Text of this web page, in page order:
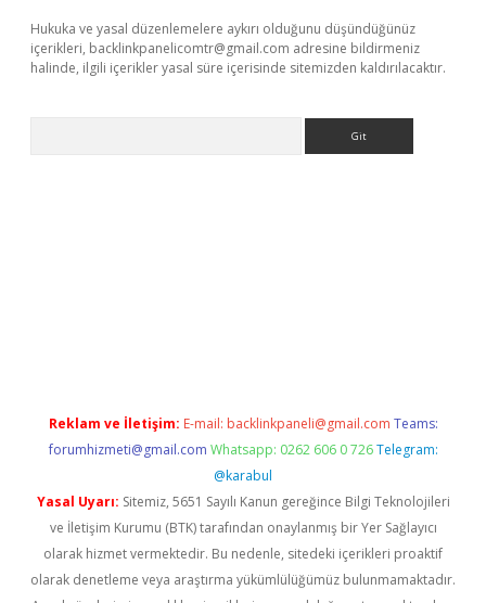
Hukuka ve yasal düzenlemelere aykırı olduğunu düşündüğünüz
içerikleri, backlinkpanelicomtr@gmail.com adresine bildirmeniz
halinde, ilgili içerikler yasal süre içerisinde sitemizden kaldırılacaktır.
Reklam ve İletişim: E-mail: backlinkpaneli@gmail.com Teams:
forumhizmeti@gmail.com Whatsapp: 0262 606 0 726 Telegram:
@karabul
Yasal Uyarı: Sitemiz, 5651 Sayılı Kanun gereğince Bilgi Teknolojileri
ve İletişim Kurumu (BTK) tarafından onaylanmış bir Yer Sağlayıcı
olarak hizmet vermektedir. Bu nedenle, sitedeki içerikleri proaktif
olarak denetleme veya araştırma yükümlülüğümüz bulunmamaktadır.